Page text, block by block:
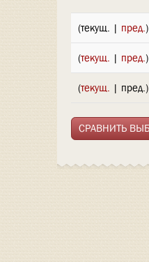
(текущ. | пред.)
(текущ. | пред.)
(текущ. | пред.)